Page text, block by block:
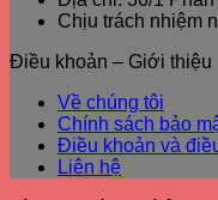
Chịu trách nhiệm
Điều khoản – Giới thiệu
Về chúng tôi
Chính sách bảo
Điều khoản và
Liên hệ